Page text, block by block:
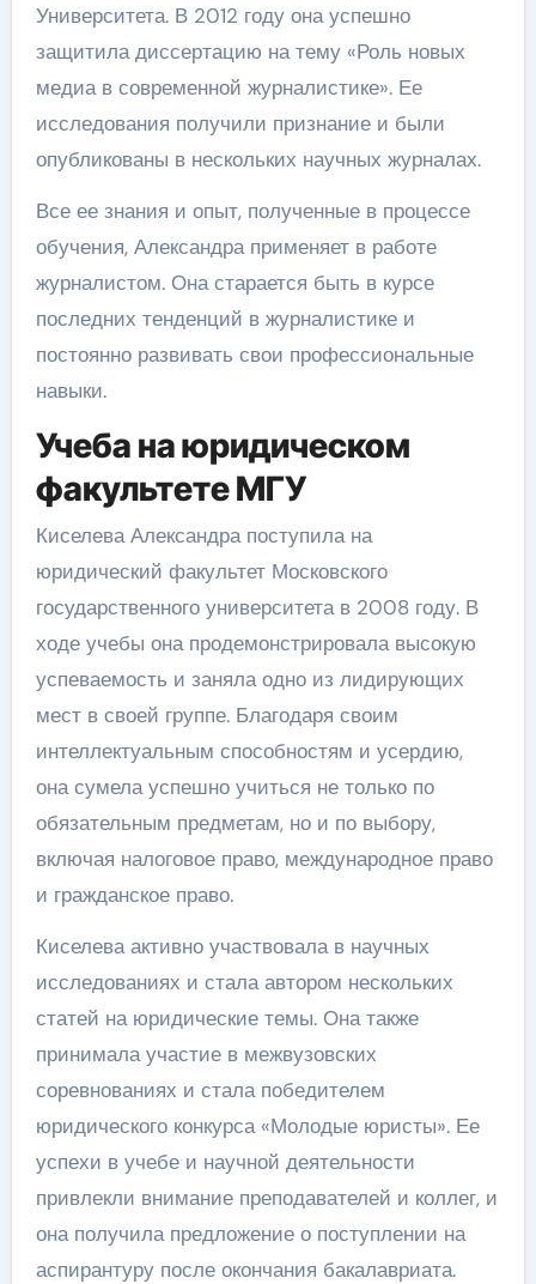
Университета. В 2012 году она успешно
защитила диссертацию на тему «Роль новых
медиа в современной журналистике». Ее
исследования получили признание и были
опубликованы в нескольких научных журналах.
Все ее знания и опыт, полученные в процессе
обучения, Александра применяет в работе
журналистом. Она старается быть в курсе
последних тенденций в журналистике и
постоянно развивать свои профессиональные
навыки.
Учеба на юридическом
факультете МГУ
Киселева Александра поступила на
юридический факультет Московского
государственного университета в 2008 году. В
ходе учебы она продемонстрировала высокую
успеваемость и заняла одно из лидирующих
мест в своей группе. Благодаря своим
интеллектуальным способностям и усердию,
она сумела успешно учиться не только по
обязательным предметам, но и по выбору,
включая налоговое право, международное право
и гражданское право.
Киселева активно участвовала в научных
исследованиях и стала автором нескольких
статей на юридические темы. Она также
принимала участие в межвузовских
соревнованиях и стала победителем
юридического конкурса «Молодые юристы». Ее
успехи в учебе и научной деятельности
привлекли внимание преподавателей и коллег, и
она получила предложение о поступлении на
аспирантуру после окончания бакалавриата.